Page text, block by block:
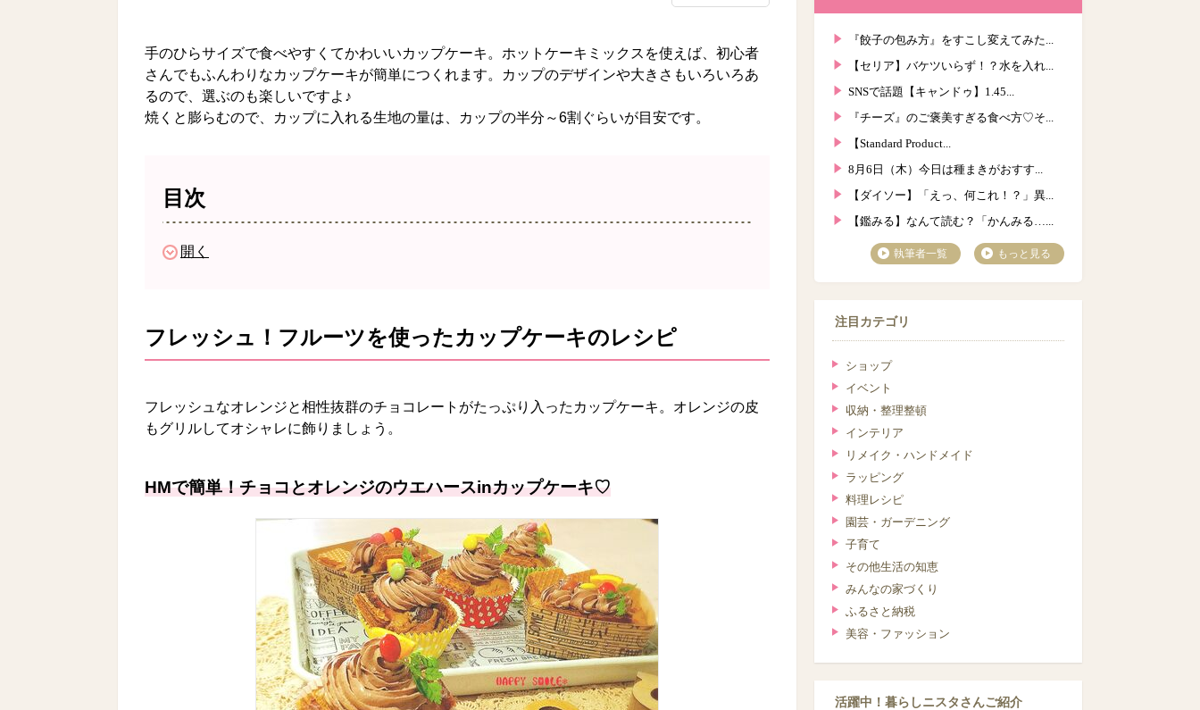
手のひらサイズで食べやすくてかわいいカップケーキ。ホットケーキミックスを使えば、初心者
さんでもふんわりなカップケーキが簡単につくれます。カップのデザインや大きさもいろいろあ
るので、選ぶのも楽しいですよ♪
焼くと膨らむので、カップに入れる生地の量は、カップの半分～6割ぐらいが目安です。
目次
開く
フレッシュ！フルーツを使ったカップケーキのレシピ
フレッシュなオレンジと相性抜群のチョコレートがたっぷり入ったカップケーキ。オレンジの皮
もグリルしてオシャレに飾りましょう。
HMで簡単！チョコとオレンジのウエハースinカップケーキ♡
『餃子の包み方』をすこし変えてみた...
【セリア】バケツいらず！？水を入れ...
SNSで話題【キャンドゥ】1.45...
『チーズ』のご褒美すぎる食べ方♡そ...
【Standard Product...
8月6日（木）今日は種まきがおすす...
【ダイソー】「えっ、何これ！？」異...
【鑑みる】なんて読む？「かんみる…...
執筆者一覧 もっと見る
注目カテゴリ
ショップ
イベント
収納・整理整頓
インテリア
リメイク・ハンドメイド
ラッピング
料理レシピ
園芸・ガーデニング
子育て
その他生活の知恵
みんなの家づくり
ふるさと納税
美容・ファッション
活躍中！暮らしニスタさんご紹介